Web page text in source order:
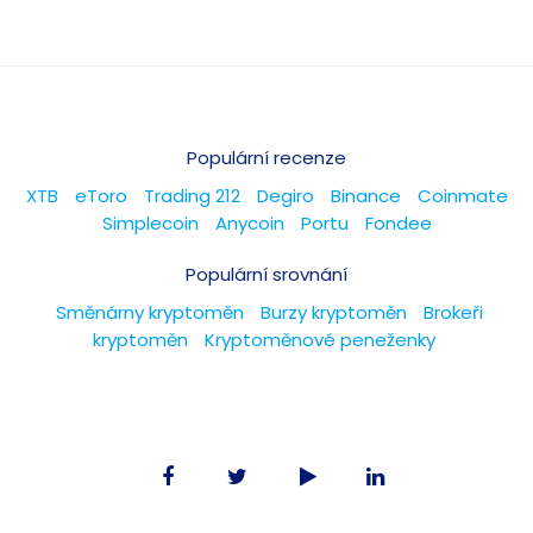
Populární recenze
XTB
eToro Trading 212 Degiro Binance
Coinmate
Simplecoin
Anycoin Portu Fondee
Populární srovnání
Směnárny kryptoměn
Burzy kryptoměn
Brokeři
kryptoměn
Kryptoměnové peneženky